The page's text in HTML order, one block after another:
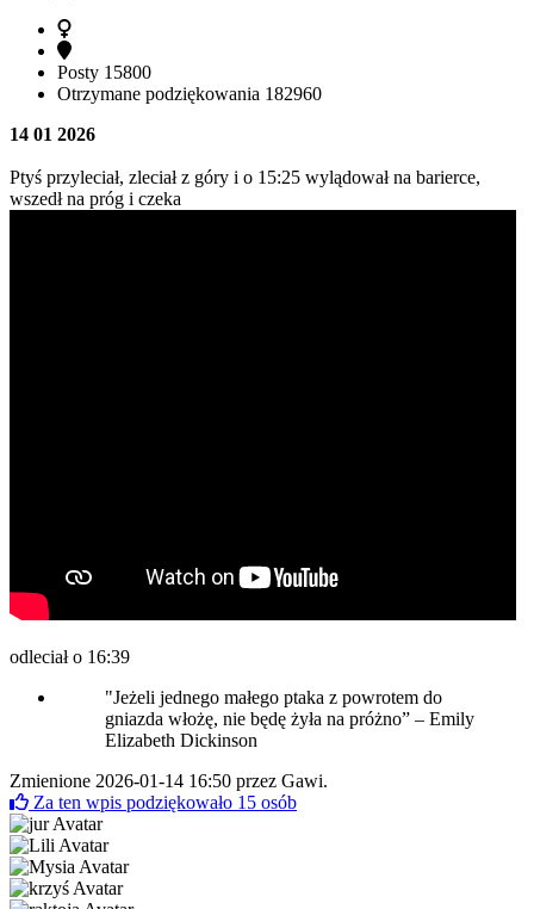
Posty 15800
Otrzymane podziękowania 182960
14 01 2026
Ptyś przyleciał, zleciał z góry i o 15:25 wylądował na barierce,
wszedł na próg i czeka
odleciał o 16:39
"Jeżeli jednego małego ptaka z powrotem do
gniazda włożę, nie będę żyła na próżno” – Emily
Elizabeth Dickinson
Zmienione 2026-01-14 16:50 przez Gawi.
Za ten wpis podziękowało 15 osób